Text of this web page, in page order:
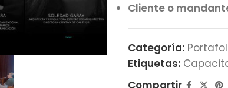
Cliente o
Categoría:
Etiquetas:
Compartir